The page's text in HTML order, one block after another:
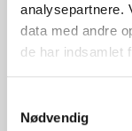
analysepartnere.
data med andre
de har indsamlet
Nødvendig
Rammeshoppen
Ove Jensens Allé
Danmark